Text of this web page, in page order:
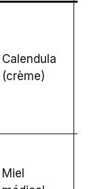
Calendula
(crème)
Miel